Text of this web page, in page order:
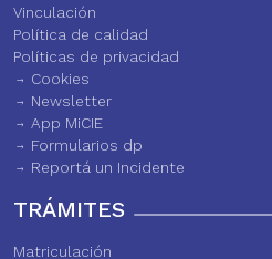
Vinculación
Política de calidad
Políticas de privacidad
Cookies
Newsletter
App MiCIE
Formularios dp
Reportá un Incidente
TRÁMITES
Matriculación